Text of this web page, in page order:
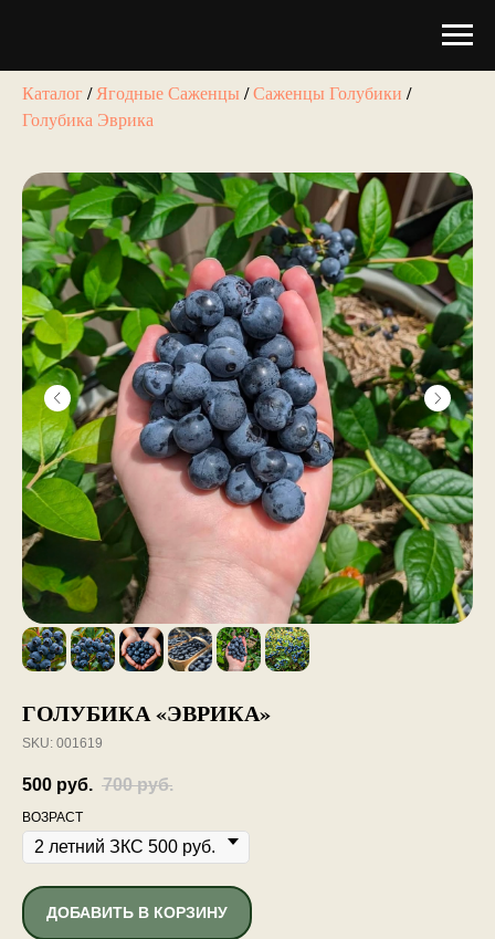
Каталог /Ягодные Саженцы /Саженцы Голубики /
Голубика Эврика
ГОЛУБИКА «ЭВРИКА»
SKU: 001619
500 руб. 700 руб.
ВОЗРАСТ
ДОБАВИТЬ В КОРЗИНУ